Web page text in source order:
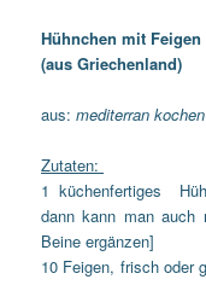
Hühnchen mit Feigen
(aus Griechenland)
aus:mediterran kochen
Zutaten:
1 küchenfertiges
dann kann man auch
Beine ergänzen]
10 Feigen, frisch oder